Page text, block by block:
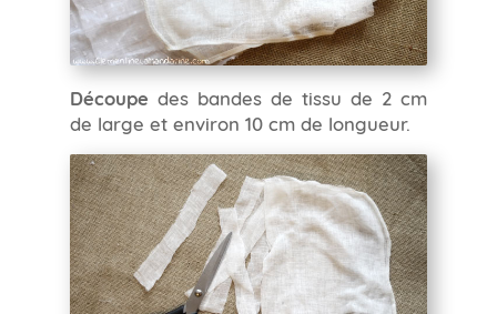
Découpe des bandes de tissu de 2 cm
de large et environ 10 cm de longueur.